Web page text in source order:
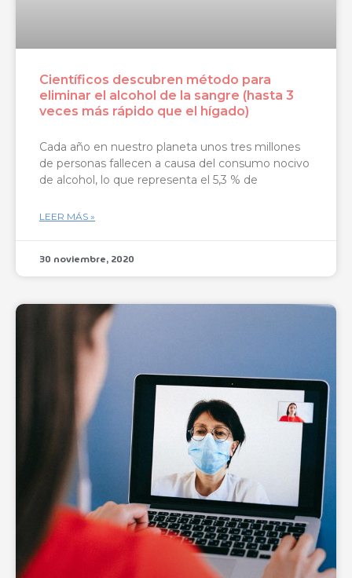
Científicos descubren método para
eliminar el alcohol de la sangre (hasta 3
veces más rápido que el hígado)
Cada año en nuestro planeta unos tres millones
de personas fallecen a causa del consumo nocivo
de alcohol, lo que representa el 5,3 % de
LEER MÁS »
30 noviembre, 2020